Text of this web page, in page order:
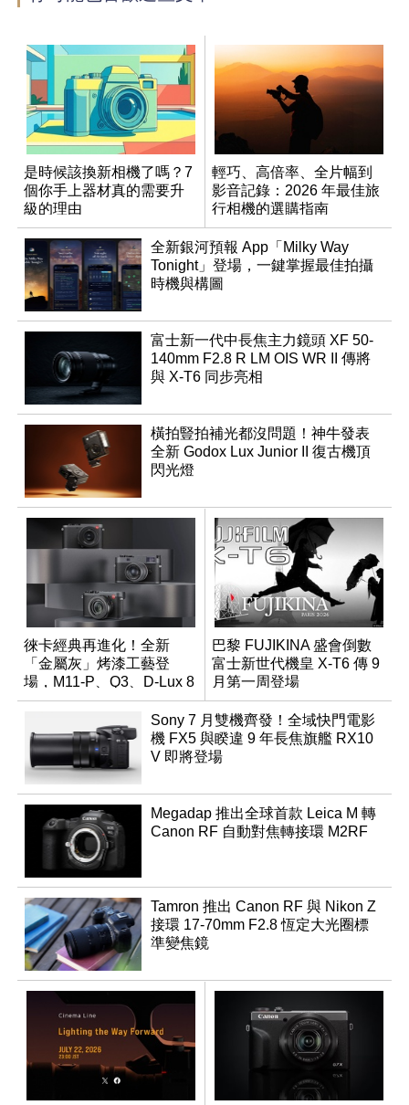
是時候該換新相機了嗎？7
個你手上器材真的需要升
級的理由
輕巧、高倍率、全片幅到
影音記錄：2026 年最佳旅
行相機的選購指南
全新銀河預報 App「Milky Way
Tonight」登場，一鍵掌握最佳拍攝
時機與構圖
富士新一代中長焦主力鏡頭 XF 50-
140mm F2.8 R LM OIS WR II 傳將
與 X-T6 同步亮相
橫拍豎拍補光都沒問題！神牛發表
全新 Godox Lux Junior II 復古機頂
閃光燈
徠卡經典再進化！全新
「金屬灰」烤漆工藝登
場，M11-P、Q3、D-Lux 8
領銜換裝
巴黎 FUJIKINA 盛會倒數
富士新世代機皇 X-T6 傳 9
月第一周登場
Sony 7 月雙機齊發！全域快門電影
機 FX5 與睽違 9 年長焦旗艦 RX10
V 即將登場
Megadap 推出全球首款 Leica M 轉
Canon RF 自動對焦轉接環 M2RF
Tamron 推出 Canon RF 與 Nikon Z
接環 17-70mm F2.8 恆定大光圈標
準變焦鏡